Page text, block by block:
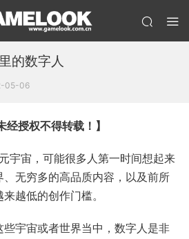
的数字人
05-06
经授权不得转载！】
宇宙，可能很多人第一时间想起来
无穷多的高品质内容，以及前所
越低的创作门槛。
宇宙或者世界当中，数字人是非